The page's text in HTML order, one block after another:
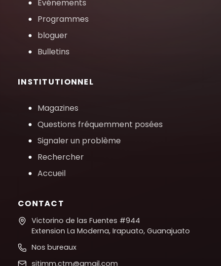
Événements
Programmes
bloguer
Bulletins
INSTITUTIONNEL
Magazines
Questions fréquemment posées
Signaler un problème
Rechercher
Accueil
CONTACT
Victorino de las Fuentes #944
Extension La Moderna, Irapuato, Guanajuato
Nos bureaux
sitimm.ctm@gmail.com